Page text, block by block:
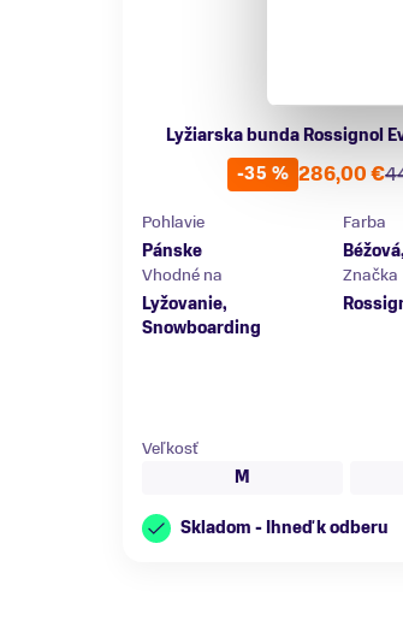
Lyžiarska bunda Rossignol
-35 % 286,00 €
Pohlavie
Pánske
Farba
Vhodné na
Lyžovanie,
Snowboarding
Značka
Veľkosť
M
Skladom - Ihneď k odberu